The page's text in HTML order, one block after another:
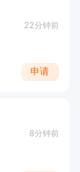
22分钟前
申请
8分钟前